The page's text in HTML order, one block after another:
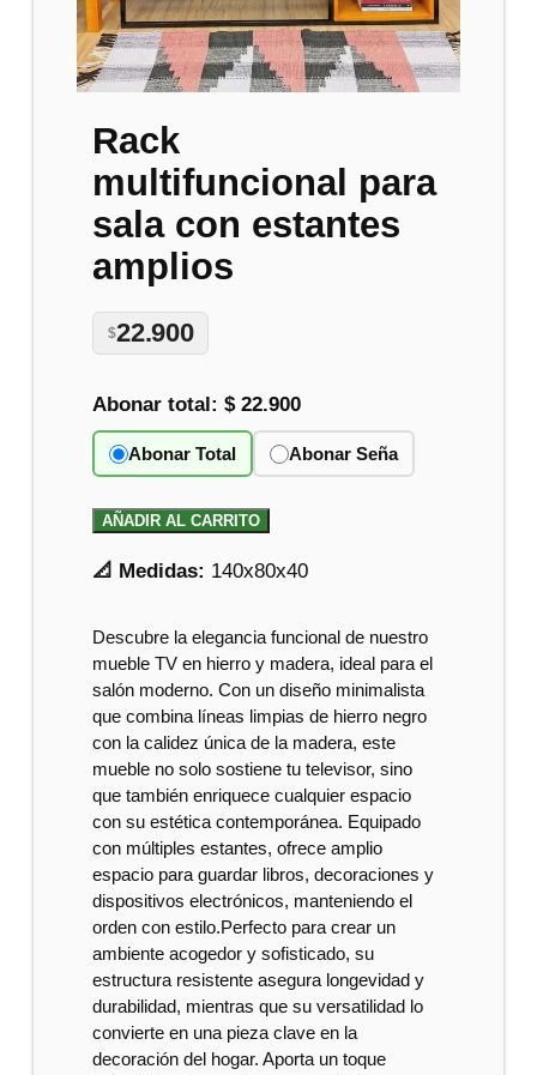
Rack
multifuncional para
sala con estantes
amplios
$22.900
Abonar total:$ 22.900
Abonar Total Abonar Seña
AÑADIR AL CARRITO
📐 Medidas: 140x80x40
Descubre la elegancia funcional de nuestro
mueble TV en hierro y madera, ideal para el
salón moderno. Con un diseño minimalista
que combina líneas limpias de hierro negro
con la calidez única de la madera, este
mueble no solo sostiene tu televisor, sino
que también enriquece cualquier espacio
con su estética contemporánea. Equipado
con múltiples estantes, ofrece amplio
espacio para guardar libros, decoraciones y
dispositivos electrónicos, manteniendo el
orden con estilo.Perfecto para crear un
ambiente acogedor y sofisticado, su
estructura resistente asegura longevidad y
durabilidad, mientras que su versatilidad lo
convierte en una pieza clave en la
decoración del hogar. Aporta un toque